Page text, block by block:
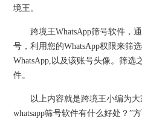
境王。
跨境王WhatsApp筛号软件，通
号，利用您的WhatsApp权限来筛
WhatsApp,以及该账号头像。筛选
件。
以上内容就是跨境王小编为大
whatsapp筛号软件有什么好处？”